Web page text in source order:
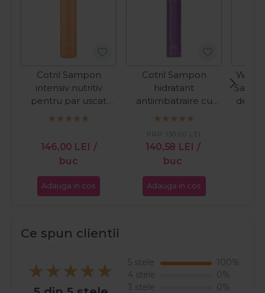
Cotril Sampon
intensiv nutritiv
pentru par uscat
Nutro High
146,00 LEI /
buc
Adauga in cos
Cotril Sampon
hidratant
antiimbatraire cu
acid hialuronic
140,58 LEI /
buc
PRP: 150,00 LEI
Adauga in cos
Wella
Ce spun clientii
5 stele
100%
4 stele
0%
3 stele
0%